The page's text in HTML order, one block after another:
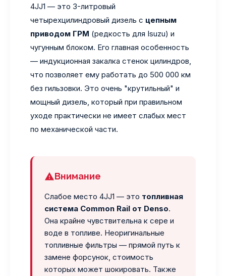
4JJ1 — это 3-литровый
четырехцилиндровый дизель с цепным
приводом ГРМ (редкость для Isuzu) и
чугунным блоком. Его главная особенность
— индукционная закалка стенок цилиндров,
что позволяет ему работать до 500 000 км
без гильзовки. Это очень "крутильный" и
мощный дизель, который при правильном
уходе практически не имеет слабых мест
по механической части.
Внимание
Слабое место 4JJ1 — это топливная
система Common Rail от Denso.
Она крайне чувствительна к сере и
воде в топливе. Неоригинальные
топливные фильтры — прямой путь к
замене форсунок, стоимость
которых может шокировать. Также